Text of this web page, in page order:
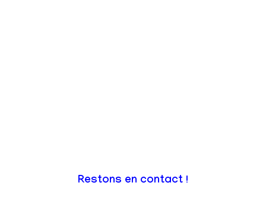
Restons en contact !